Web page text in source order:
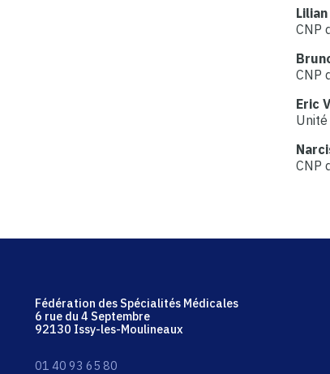
CNP
CNP
Eric
Unité
CNP
Fédération des Spécialités Médicales
6 rue du 4 Septembre
92130 Issy-les-Moulineaux
01 40 93 65 80